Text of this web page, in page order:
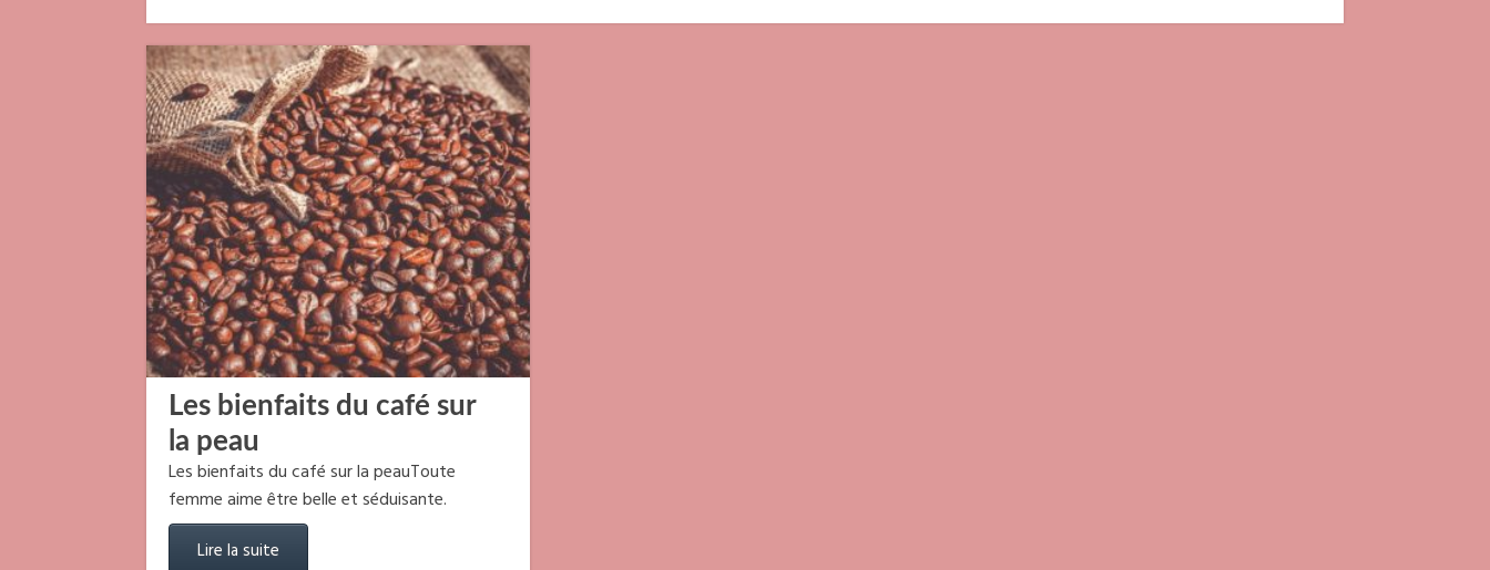
Les bienfaits du café sur
la peau
Les bienfaits du café sur la peauToute
femme aime être belle et séduisante.
Lire la suite